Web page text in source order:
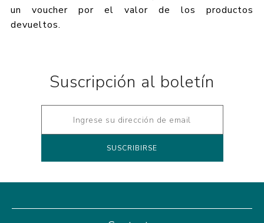
un voucher por el valor de los productos
devueltos.
Suscripción al boletín